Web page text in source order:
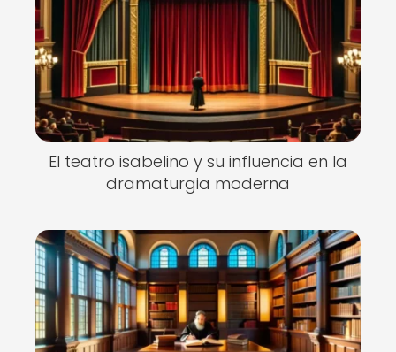
El teatro isabelino y su influencia en la
dramaturgia moderna